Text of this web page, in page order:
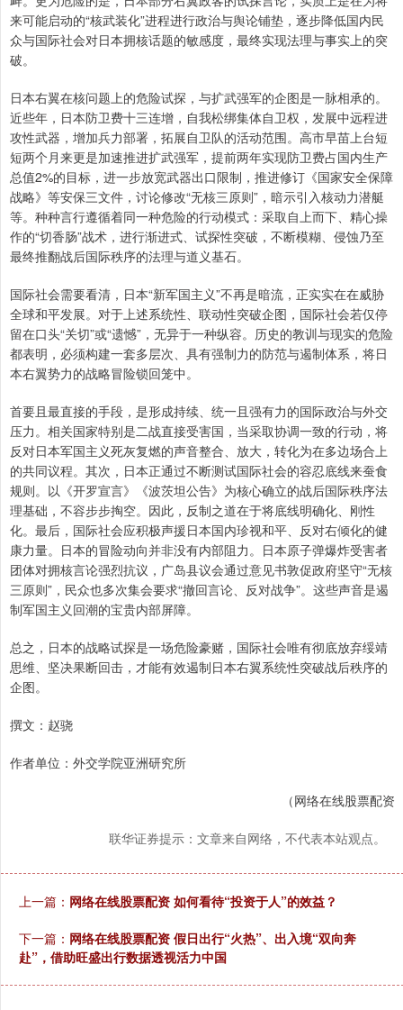
来可能启动的“核武装化”进程进行政治与舆论铺垫，逐步降低国内民
众与国际社会对日本拥核话题的敏感度，最终实现法理与事实上的突
破。
日本右翼在核问题上的危险试探，与扩武强军的企图是一脉相承的。
近些年，日本防卫费十三连增，自我松绑集体自卫权，发展中远程进
攻性武器，增加兵力部署，拓展自卫队的活动范围。高市早苗上台短
短两个月来更是加速推进扩武强军，提前两年实现防卫费占国内生产
总值2%的目标，进一步放宽武器出口限制，推进修订《国家安全保障
战略》等安保三文件，讨论修改“无核三原则”，暗示引入核动力潜艇
等。种种言行遵循着同一种危险的行动模式：采取自上而下、精心操
作的“切香肠”战术，进行渐进式、试探性突破，不断模糊、侵蚀乃至
最终推翻战后国际秩序的法理与道义基石。
国际社会需要看清，日本“新军国主义”不再是暗流，正实实在在威胁
全球和平发展。对于上述系统性、联动性突破企图，国际社会若仅停
留在口头“关切”或“遗憾”，无异于一种纵容。历史的教训与现实的危险
都表明，必须构建一套多层次、具有强制力的防范与遏制体系，将日
本右翼势力的战略冒险锁回笼中。
首要且最直接的手段，是形成持续、统一且强有力的国际政治与外交
压力。相关国家特别是二战直接受害国，当采取协调一致的行动，将
反对日本军国主义死灰复燃的声音整合、放大，转化为在多边场合上
的共同议程。其次，日本正通过不断测试国际社会的容忍底线来蚕食
规则。以《开罗宣言》《波茨坦公告》为核心确立的战后国际秩序法
理基础，不容步步掏空。因此，反制之道在于将底线明确化、刚性
化。最后，国际社会应积极声援日本国内珍视和平、反对右倾化的健
康力量。日本的冒险动向并非没有内部阻力。日本原子弹爆炸受害者
团体对拥核言论强烈抗议，广岛县议会通过意见书敦促政府坚守“无核
三原则”，民众也多次集会要求“撤回言论、反对战争”。这些声音是遏
制军国主义回潮的宝贵内部屏障。
总之，日本的战略试探是一场危险豪赌，国际社会唯有彻底放弃绥靖
思维、坚决果断回击，才能有效遏制日本右翼系统性突破战后秩序的
企图。
撰文：赵骁
作者单位：外交学院亚洲研究所
（网络在线股票配资
联华证券提示：文章来自网络，不代表本站观点。
上一篇： 网络在线股票配资 如何看待“投资于人”的效益？
下一篇： 网络在线股票配资 假日出行“火热”、出入境“双向奔
赴”，借助旺盛出行数据透视活力中国